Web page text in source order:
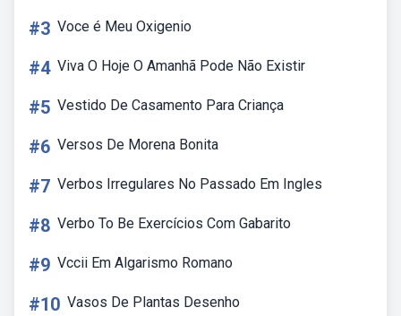
#3 Voce é Meu Oxigenio
#4 Viva O Hoje O Amanhã Pode Não Existir
#5 Vestido De Casamento Para Criança
#6 Versos De Morena Bonita
#7 Verbos Irregulares No Passado Em Ingles
#8 Verbo To Be Exercícios Com Gabarito
#9 Vccii Em Algarismo Romano
#10 Vasos De Plantas Desenho